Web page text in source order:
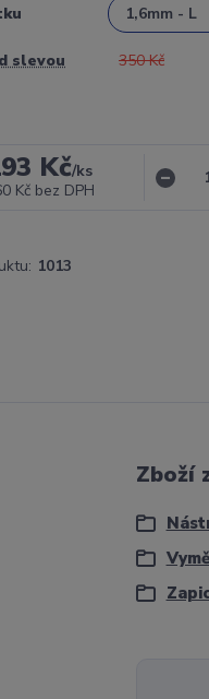
slevou 350 Kč
Kč/ks
Kč bez DPH
1013
Zboží